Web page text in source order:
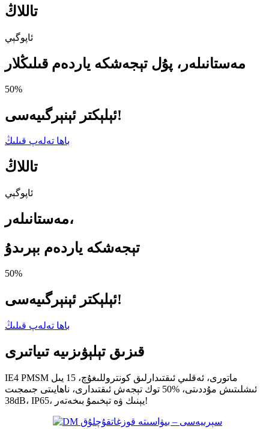
تاللاڭ
ئاپوگېي
مەستانىلەر، پۇل تېجەشكە ياردەم قىلىڭلار
50%
ئېلېكتر ئېنېرگىيەسى!
باھا تەلەپ قىلىڭ
تاللاڭ
ئاپوگېي
مەستانىلەر،
تېجەشكە ياردەم بېرىدۇ
50%
ئېلېكتر ئېنېرگىيەسى!
باھا تەلەپ قىلىڭ
قىزىق تېلېۋىزىيە تىياتىرى
IE4 PMSM ماتورى، ئەقلىي ئىقتىدارلىق كونتروللىغۇچ، 15 يىل
ئىشلىتىش مۇددىتى، %50 توك تېجەش ئىقتىدارى، ناھايىتى جىمجىت
38dB، IP65، يېنىك ۋە تېخىمۇ بىخەتەر!